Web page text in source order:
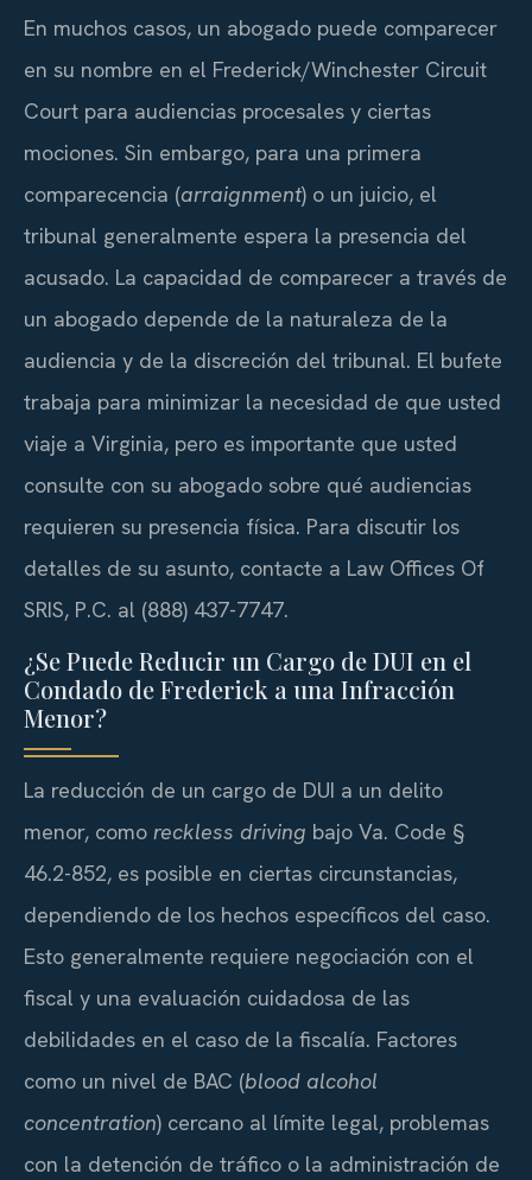
En muchos casos, un abogado puede comparecer
en su nombre en el Frederick/Winchester Circuit
Court para audiencias procesales y ciertas
mociones. Sin embargo, para una primera
comparecencia (arraignment) o un juicio, el
tribunal generalmente espera la presencia del
acusado. La capacidad de comparecer a través de
un abogado depende de la naturaleza de la
audiencia y de la discreción del tribunal. El bufete
trabaja para minimizar la necesidad de que usted
viaje a Virginia, pero es importante que usted
consulte con su abogado sobre qué audiencias
requieren su presencia física. Para discutir los
detalles de su asunto, contacte a Law Offices Of
SRIS, P.C. al (888) 437-7747.
¿Se Puede Reducir un Cargo de DUI en el
Condado de Frederick a una Infracción
Menor?
La reducción de un cargo de DUI a un delito
menor, como reckless driving bajo Va. Code §
46.2-852, es posible en ciertas circunstancias,
dependiendo de los hechos específicos del caso.
Esto generalmente requiere negociación con el
fiscal y una evaluación cuidadosa de las
debilidades en el caso de la fiscalía. Factores
como un nivel de BAC (blood alcohol
concentration) cercano al límite legal, problemas
con la detención de tráfico o la administración de